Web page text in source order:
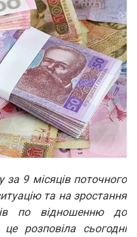
9 місяців поточного
та на зростання
по відношенню до
розповіла сьогодні